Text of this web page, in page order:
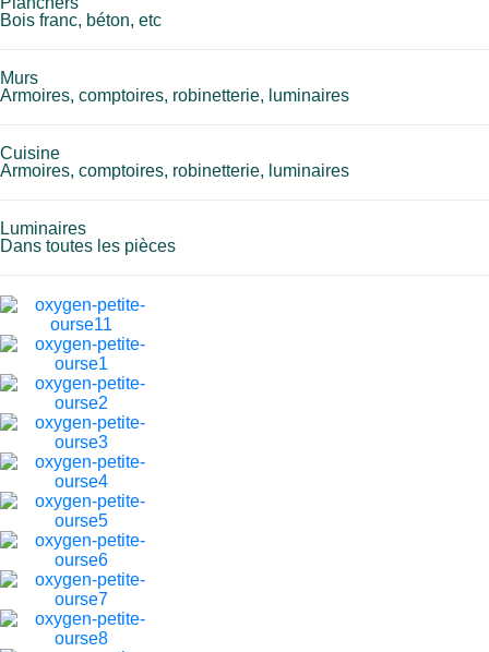
Bois franc, béton, etc
Murs
Armoires, comptoires, robinetterie, luminaires
Cuisine
Armoires, comptoires, robinetterie, luminaires
Luminaires
Dans toutes les pièces